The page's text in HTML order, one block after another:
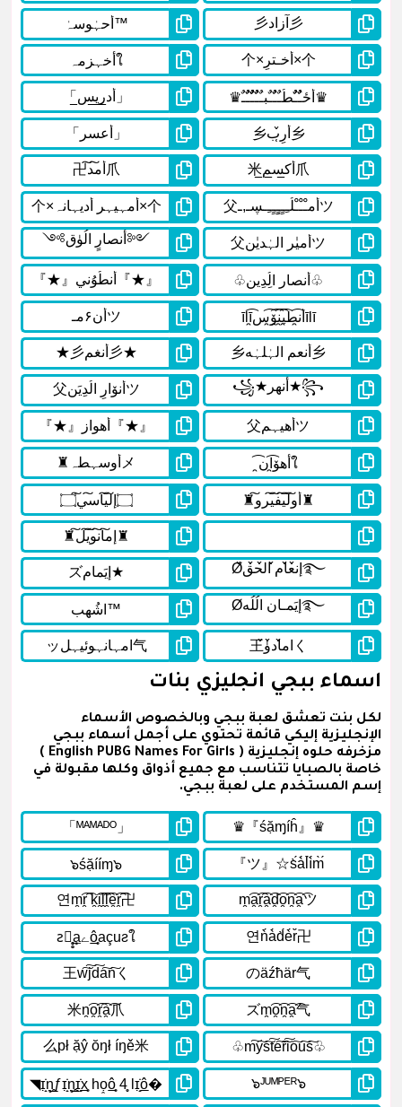
اسماء ببجي انجليزي بنات
لكل بنت تعشق لعبة ببجي وبالخصوص الأسماء
الإنجليزية إليكي قائمة تحتوي على أجمل أسماء ببجي
مزخرفه حلوه إنجليزية ( English PUBG Names For Girls )
خاصة بالصبايا تتناسب مع جميع أذواق وكلها مقبولة في
إسم المستخدم على لعبة ببجي.